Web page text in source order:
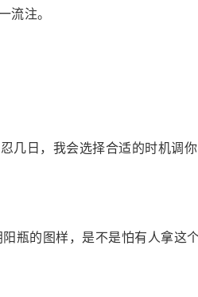
流注。
几日，我会选择合适的时机调
瓶的图样，是不是怕有人拿